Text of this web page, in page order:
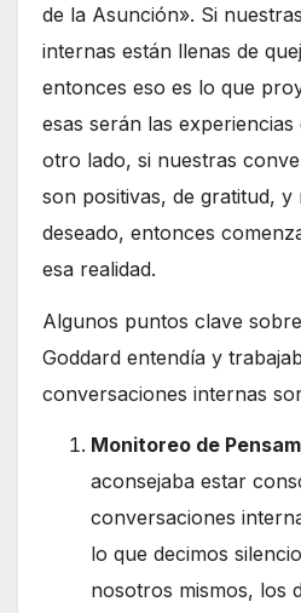
de la Asunción». Si
internas están llenas de
entonces eso es lo que
esas serán las
otro lado, si nuestras
son positivas, de gratitud, y
deseado, entonces
esa realidad.
Algunos puntos clave
Goddard entendía y
conversaciones internas
Monitoreo de
aconsejaba estar
conversaciones
lo que decimos
nosotros mismos, los